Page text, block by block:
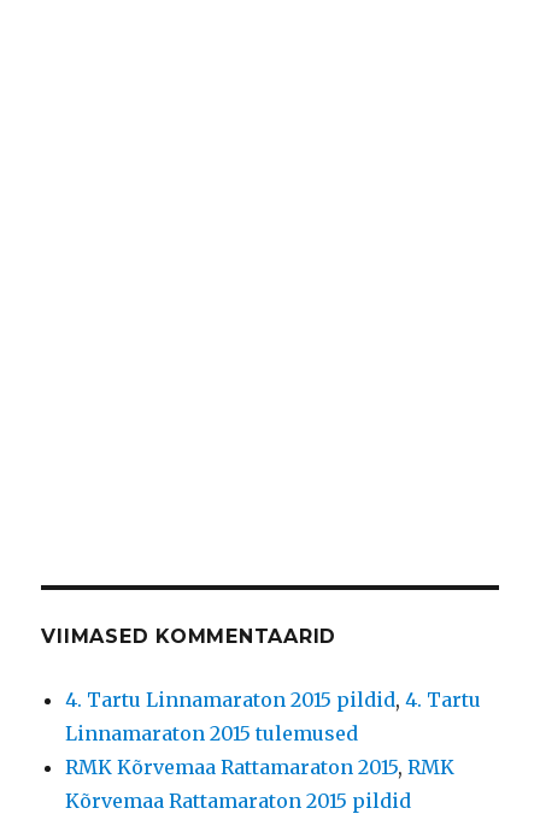
VIIMASED KOMMENTAARID
4. Tartu Linnamaraton 2015 pildid,4. Tartu
Linnamaraton 2015 tulemused
RMK Kõrvemaa Rattamaraton 2015,RMK
Kõrvemaa Rattamaraton 2015 pildid